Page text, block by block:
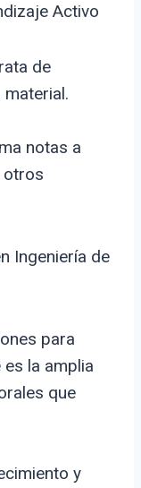
Activo
de
notas a
otros
Ingeniería de
para
la amplia
que
y